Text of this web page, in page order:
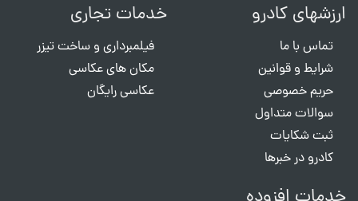
ارزشهای کادرو
تماس با ما
شرایط و قوانین
حریم خصوصی
سوالات متداول
ثبت شکایات
کادرو در خبرها
خدمات تجاری
فیلمبرداری و ساخت تیزر
مکان های عکاسی
عکاسی رایگان